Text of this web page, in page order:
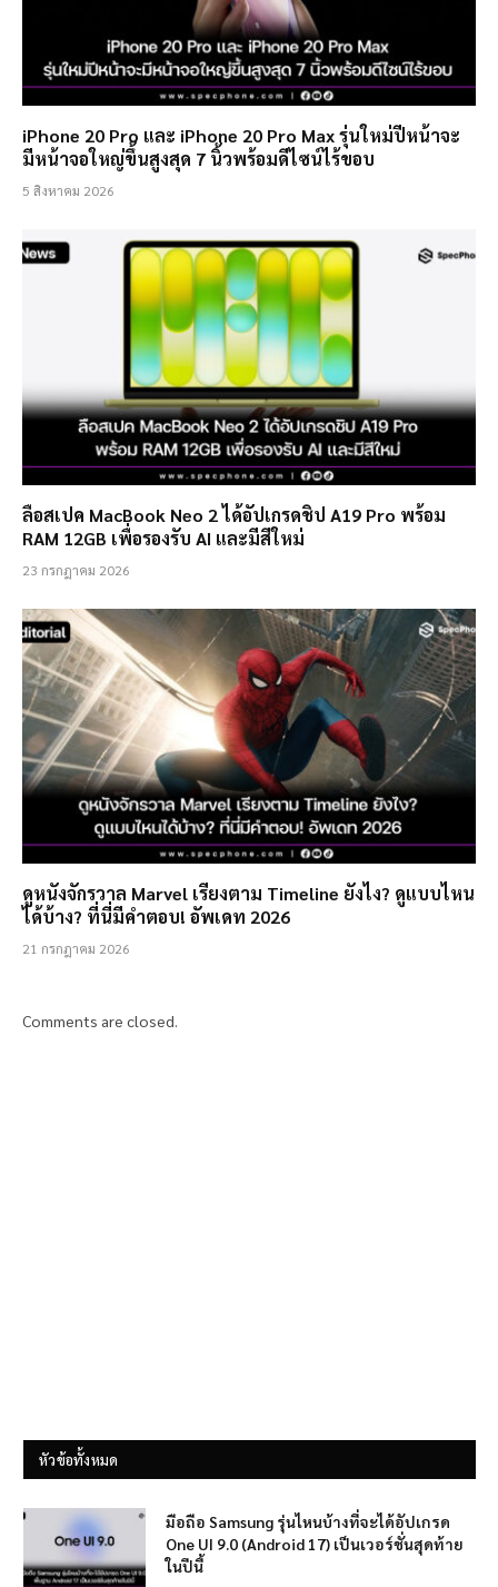
iPhone 20 Pro และ iPhone 20 Pro Max รุ่นใหม่ปีหน้าจะ
มีหน้าจอใหญ่ขึ้นสูงสุด 7 นิ้วพร้อมดีไซน์ไร้ขอบ
5 สิงหาคม 2026
ลือสเปค MacBook Neo 2 ได้อัปเกรดชิป A19 Pro พร้อม
RAM 12GB เพื่อรองรับ AI และมีสีใหม่
23 กรกฎาคม 2026
ดูหนังจักรวาล Marvel เรียงตาม Timeline ยังไง? ดูแบบไหน
ได้บ้าง? ที่นี่มีคำตอบ! อัพเดท 2026
21 กรกฎาคม 2026
Comments are closed.
หัวข้อทั้งหมด
มือถือ Samsung รุ่นไหนบ้างที่จะได้อัปเกรด
One UI 9.0 (Android 17) เป็นเวอร์ชั่นสุดท้าย
ในปีนี้